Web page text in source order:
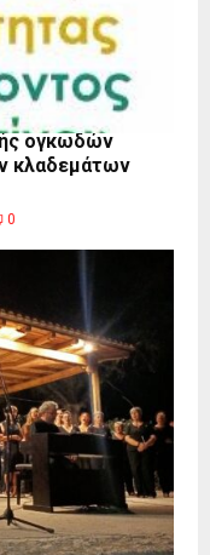
ογκωδών
κλαδεμάτων
0